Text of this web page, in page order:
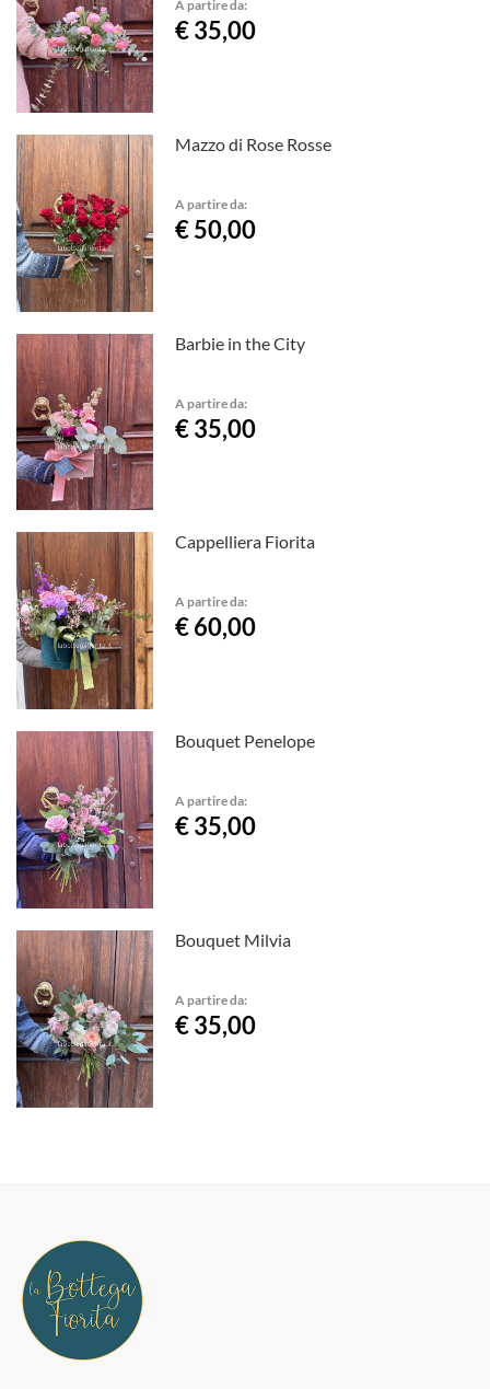
A partire da:
€ 35,00
Mazzo di Rose Rosse
A partire da:
€ 50,00
Barbie in the City
A partire da:
€ 35,00
Cappelliera Fiorita
A partire da:
€ 60,00
Bouquet Penelope
A partire da:
€ 35,00
Bouquet Milvia
A partire da:
€ 35,00